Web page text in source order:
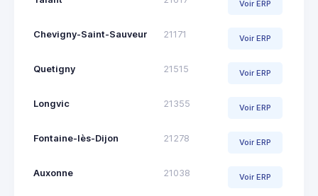
Voir ERP
Chevigny-Saint-Sauveur 21171 Voir ERP
Quetigny 21515 Voir ERP
Longvic 21355 Voir ERP
Fontaine-lès-Dijon 21278 Voir ERP
Auxonne 21038 Voir ERP